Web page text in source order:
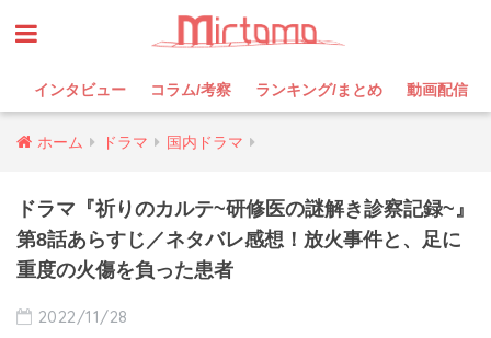
インタビュー コラム/考察 ランキング/まとめ 動画配信
ホーム ドラマ 国内ドラマ
ドラマ『祈りのカルテ~研修医の謎解き診察記録~』
第8話あらすじ／ネタバレ感想！放火事件と、足に
重度の火傷を負った患者
2022/11/28